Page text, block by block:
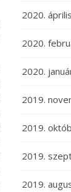
2020. április
2020.
2020.
2019.
2019.
2019.
2019.